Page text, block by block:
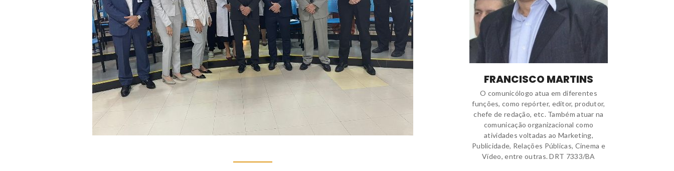
FRANCISCO MARTINS
O comunicólogo atua em diferentes
funções, como repórter, editor, produtor,
chefe de redação, etc. Também atuar na
comunicação organizacional como
atividades voltadas ao Marketing,
Publicidade, Relações Públicas, Cinema e
Vídeo, entre outras. DRT 7333/BA